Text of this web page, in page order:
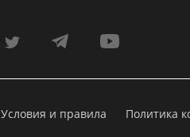
Условия и правила Политика